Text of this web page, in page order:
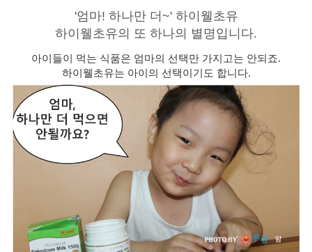
'엄마! 하나만 더~' 하이웰초유
하이웰초유의 또 하나의 별명입니다.
아이들이 먹는 식품은 엄마의 선택만 가지고는 안되죠.
하이웰초유는 아이의 선택이기도 합니다.